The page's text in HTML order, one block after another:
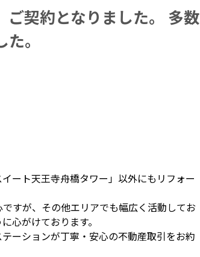
ご契約となりました。 多数
。
ート天王寺舟橋タワー」以外にもリフォー
すが、その他エリアでも幅広く活動してお
心がけております。
ーションが丁寧・安心の不動産取引をお約